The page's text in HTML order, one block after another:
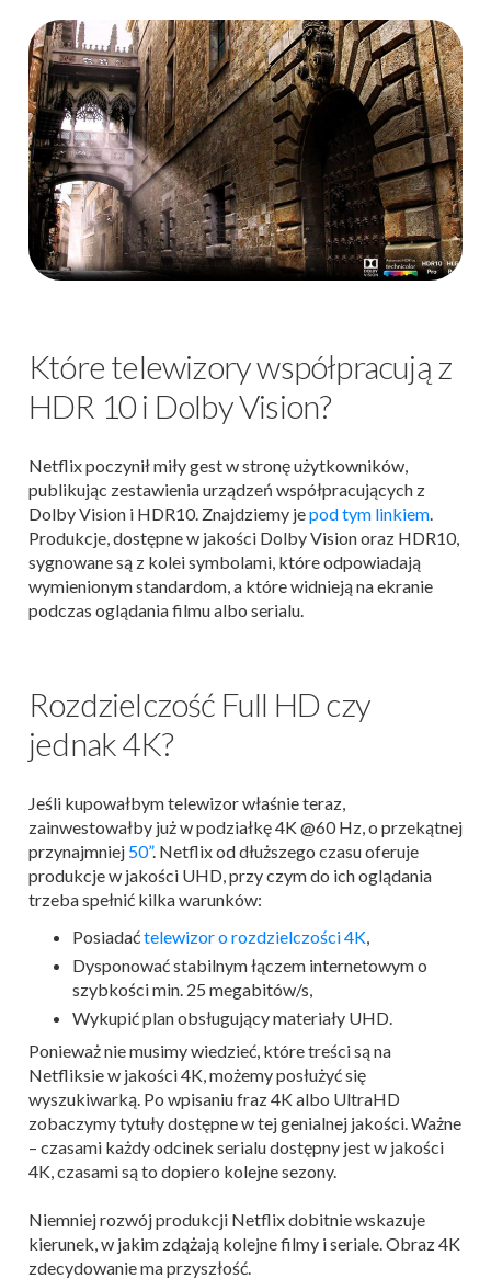
Które telewizory współpracują z
HDR 10 i Dolby Vision?
Netflix poczynił miły gest w stronę użytkowników,
publikując zestawienia urządzeń współpracujących z
Dolby Vision i HDR10. Znajdziemy jepod tym linkiem
Produkcje, dostępne w jakości Dolby Vision oraz HDR10,
sygnowane są z kolei symbolami, które odpowiadają
wymienionym standardom, a które widnieją na ekranie
podczas oglądania filmu albo serialu.
Rozdzielczość Full HD czy
jednak 4K?
Jeśli kupowałbym telewizor właśnie teraz,
zainwestowałby już w podziałkę 4K @60 Hz, o przekątnej
przynajmniej 50”. Netflix od dłuższego czasu oferuje
produkcje w jakości UHD, przy czym do ich oglądania
trzeba spełnić kilka warunków:
Posiadaćtelewizor o rozdzielczości 4K
Dysponować stabilnym łączem internetowym o
szybkości min. 25 megabitów/s,
Wykupić plan obsługujący materiały UHD.
Ponieważ nie musimy wiedzieć, które treści są na
Netfliksie w jakości 4K, możemy posłużyć się
wyszukiwarką. Po wpisaniu fraz 4K albo UltraHD
zobaczymy tytuły dostępne w tej genialnej jakości. Ważne
– czasami każdy odcinek serialu dostępny jest w jakości
4K, czasami są to dopiero kolejne sezony.
Niemniej rozwój produkcji Netflix dobitnie wskazuje
kierunek, w jakim zdążają kolejne filmy i seriale. Obraz 4K
zdecydowanie ma przyszłość.